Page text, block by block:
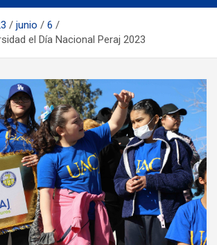
junio
6
el Día Nacional Peraj 2023